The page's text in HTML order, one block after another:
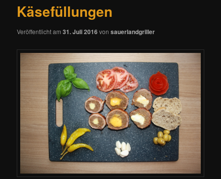
Käsefüllungen
Veröffentlicht am31. Juli 2016vonsauerlandgriller